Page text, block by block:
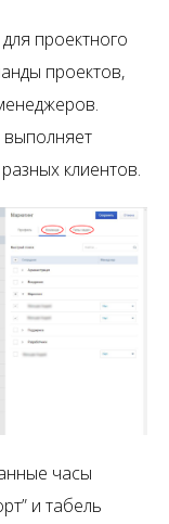
проектного
проектов,
клиентов.
часы
и табель